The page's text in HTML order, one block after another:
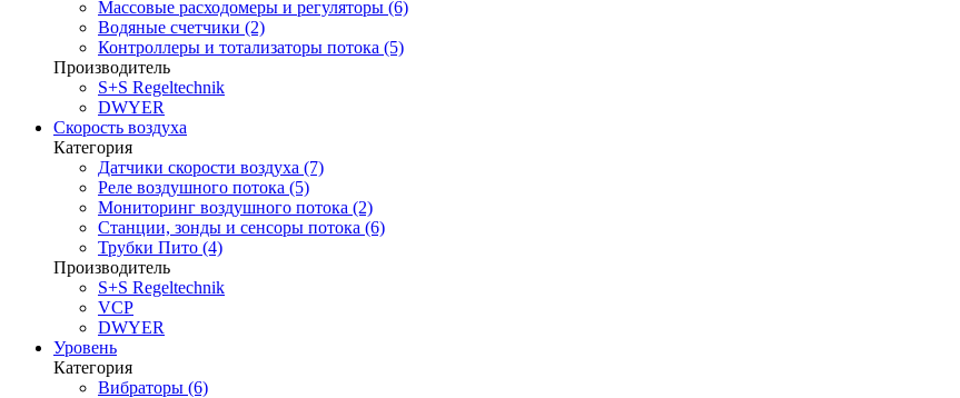
Массовые расходомеры и регуляторы (6)
Водяные счетчики (2)
Контроллеры и тотализаторы потока (5)
Производитель
S+S Regeltechnik
DWYER
Скорость воздуха
Категория
Датчики скорости воздуха (7)
Реле воздушного потока (5)
Мониторинг воздушного потока (2)
Станции, зонды и сенсоры потока (6)
Трубки Пито (4)
Производитель
S+S Regeltechnik
VCP
DWYER
Уровень
Категория
Вибраторы (6)